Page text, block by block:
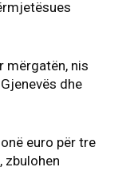
mërgatën, nis
dhe
euro për tre
zbulohen